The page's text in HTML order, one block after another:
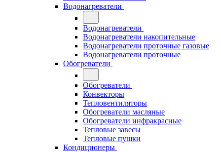
Водонагреватели
Водонагреватели
Водонагреватели накопительные
Водонагреватели проточные газовые
Водонагреватели проточные
Обогреватели
Обогреватели
Конвекторы
Тепловентиляторы
Обогреватели масляные
Обогреватели инфракрасные
Тепловые завесы
Тепловые пушки
Кондиционеры